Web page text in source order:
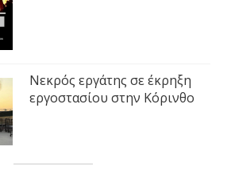
Νεκρός εργάτης σε έκρηξη
εργοστασίου στην Κόρινθο